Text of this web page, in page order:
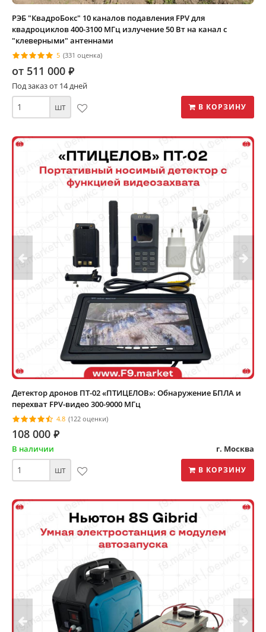
РЭБ "КвадроБокс" 10 каналов подавления FPV для
квадроциклов 400-3100 МГц излучение 50 Вт на канал с
"клеверными" антеннами
5 (331 оценка)
от 511 000 ⃏
Под заказ от 14 дней
шт В КОРЗИНУ
Детектор дронов ПТ-02 «ПТИЦЕЛОВ»: Обнаружение БПЛА и
перехват FPV-видео 300-9000 МГц
4.8 (122 оценки)
108 000 ⃏
В наличии г. Москва
шт В КОРЗИНУ